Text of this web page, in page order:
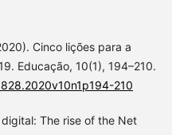
Cinco lições para a
Educação, 10(1), 194–210.
210
The rise of the Net